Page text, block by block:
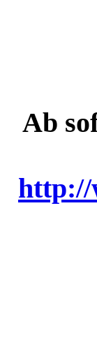
Ab
http://